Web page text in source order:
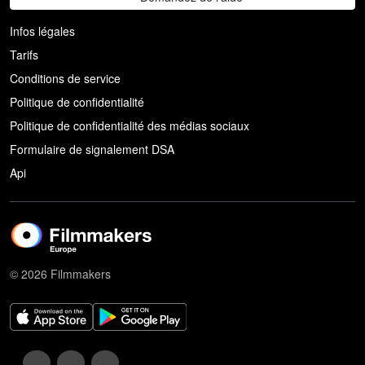
Infos légales
Tarifs
Conditions de service
Politique de confidentialité
Politique de confidentialité des médias sociaux
Formulaire de signalement DSA
Api
© 2026 Filmmakers